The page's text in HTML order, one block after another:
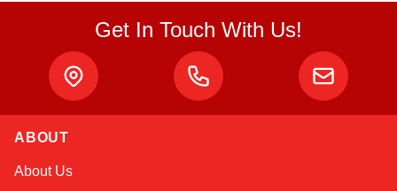
Get In Touch With Us!
ABOUT
About Us